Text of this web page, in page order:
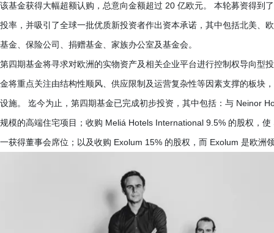
该基金获得大幅超额认购，总意向金额超过 20 亿欧元。 本轮募资得到
投率，并吸引了全球一批优质新投资者作出资本承诺，其中包括北美、
基金、保险公司、捐赠基金、家族办公室及基金会。
第四期基金将寻求对欧洲的实物资产及相关企业平台进行控制权导向型
金将重点关注由结构性顺风、供应限制及运营复杂性等因素支撑的板块
设施。 迄今为止，第四期基金已完成初步投资，其中包括：与 Neinor
规模的高端住宅项目；收购 Meliá Hotels International 9.5% 的股权，
一获得董事会席位；以及收购 Exolum 15% 的股权，而 Exolum 是欧洲